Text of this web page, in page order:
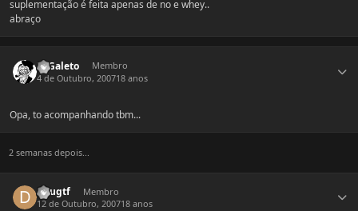
suplementação é feita apenas de no e whey..
abraço
ZéGaleto
Membro
4 de Outubro, 200718 anos
Opa, to acompanhando tbm...
2 semanas depois...
Dougtf
Membro
12 de Outubro, 200718 anos